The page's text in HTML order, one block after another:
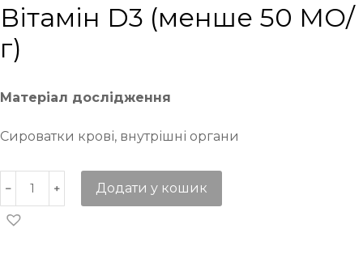
Вітамін D3 (менше 50 МО/
г)
Матеріал дослідження
Сироватки крові, внутрішні органи
Додати у кошик